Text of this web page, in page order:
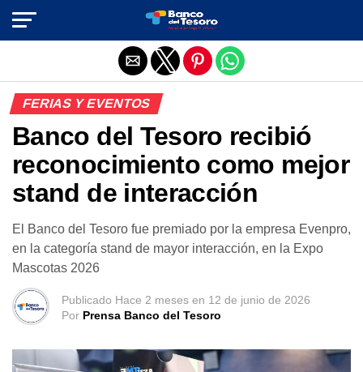
FERIAS Y EVENTOS
Banco del Tesoro recibió
reconocimiento como mejor
stand de interacción
El Banco del Tesoro fue premiado por la empresa Evenpro,
en la categoría stand de mayor interacción, en la Expo
Mascotas 2026
Publicado Hace 2 meses en 12 de junio de 2026
Por Prensa Banco del Tesoro
Salir de la versión móvil